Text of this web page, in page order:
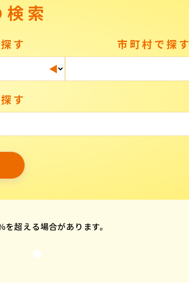
索
す 市町村で探す
す
超える場合があります。